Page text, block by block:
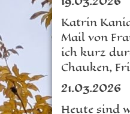
Katrin
Mail von
ich kurz
Chauken,
21.03.2026
Heute sind